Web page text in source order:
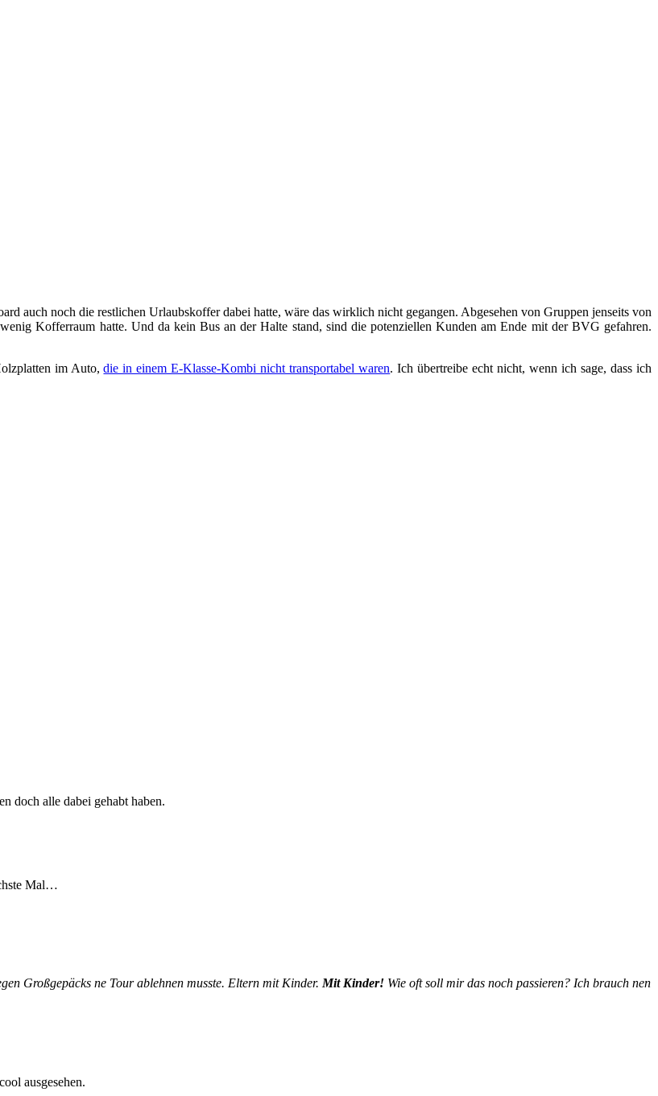
auch noch die restlichen Urlaubskoffer dabei hatte, wäre das wirklich nicht gegangen. Abgesehen von Gruppen jenseits von
Kofferraum hatte. Und da kein Bus an der Halte stand, sind die potenziellen Kunden am Ende mit der BVG gefahren.
im Auto,die in einem E-Klasse-Kombi nicht transportabel waren. Ich übertreibe echt nicht, wenn ich sage, dass ich
doch alle dabei gehabt haben.
Mal…
Großgepäcks ne Tour ablehnen musste. Eltern mit Kinder.Mit Kinder! Wie oft soll mir das noch passieren? Ich brauch nen
ausgesehen.